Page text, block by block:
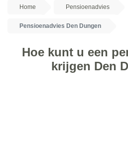
Home Pensioenadvies
Pensioenadvies Den Dungen
Hoe kunt u een
krijgen Den